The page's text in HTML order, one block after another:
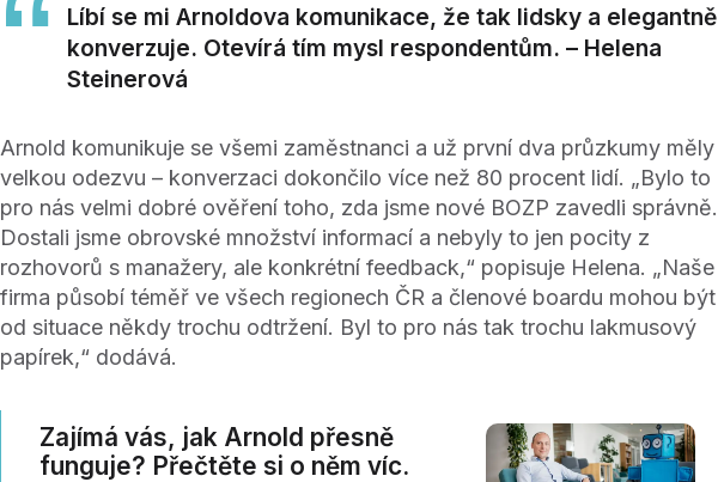
Líbí se mi Arnoldova komunikace, že tak lidsky a elegantně
konverzuje. Otevírá tím mysl respondentům. – Helena
Steinerová
Arnold komunikuje se všemi zaměstnanci a už první dva průzkumy měly
velkou odezvu – konverzaci dokončilo více než 80 procent lidí. „Bylo to
pro nás velmi dobré ověření toho, zda jsme nové BOZP zavedli správně.
Dostali jsme obrovské množství informací a nebyly to jen pocity z
rozhovorů s manažery, ale konkrétní feedback,“ popisuje Helena. „Naše
firma působí téměř ve všech regionech ČR a členové boardu mohou být
od situace někdy trochu odtržení. Byl to pro nás tak trochu lakmusový
papírek,“ dodává.
Zajímá vás, jak Arnold přesně
funguje? Přečtěte si o něm víc.